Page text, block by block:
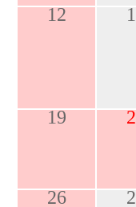
12
19
26